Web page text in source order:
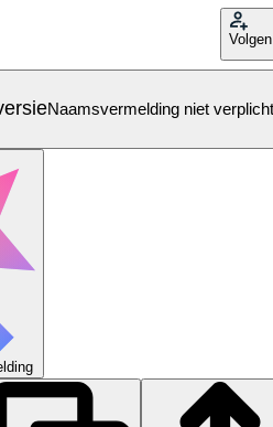
Volgen
Naamsvermelding niet verplicht